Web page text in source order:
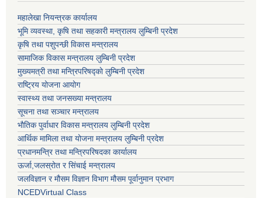
महालेखा नियन्त्रक कार्यालय
भूमि व्यवस्था, कृषि तथा सहकारी मन्त्रालय लुम्बिनी प्रदेश
कृषि तथा पशुपन्छी विकास मन्त्रालय
सामाजिक विकास मन्त्रालय लुम्बिनी प्रदेश
मुख्यमत्री तथा मन्त्रिपरिषद्काे लुम्बिनी प्रदेश
राष्ट्रिय योजना आयोग
स्वास्थ्य तथा जनसख्या मन्त्रालय
सूचना तथा सञ्चार मन्त्रालय
भाैतिक पुर्वाधार विकास मन्त्रालय लुम्बिनी प्रदेश
आर्थिक मामिला तथा योजना मन्त्रालय लुम्बिनी प्रदेश
प्रधानमन्त्रि तथा मन्त्रिपरिषदका कार्यालय
ऊर्जा,जलस्रोत र सिंचाई मन्त्रालय
जलविज्ञान र मौसम विज्ञान विभाग मौसम पूर्वानुमान प्रभाग
NCEDVirtual Class